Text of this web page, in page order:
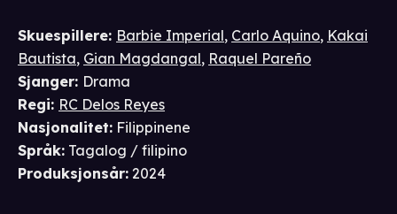
Skuespillere: Barbie Imperial, Carlo Aquino, Kakai
Bautista, Gian Magdangal, Raquel Pareño
Sjanger: Drama
Regi: RC Delos Reyes
Nasjonalitet: Filippinene
Språk: Tagalog / filipino
Produksjonsår: 2024